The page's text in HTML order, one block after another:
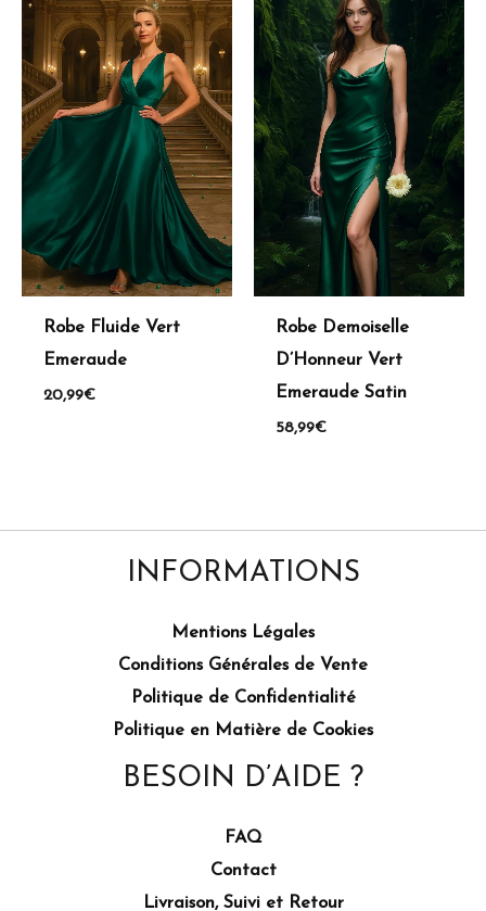
Robe Fluide Vert
Emeraude
20,99€
Robe Demoiselle
D’Honneur Vert
Emeraude Satin
58,99€
INFORMATIONS
Mentions Légales
Conditions Générales de Vente
Politique de Confidentialité
Politique en Matière de Cookies
BESOIN D’AIDE ?
FAQ
Contact
Livraison, Suivi et Retour